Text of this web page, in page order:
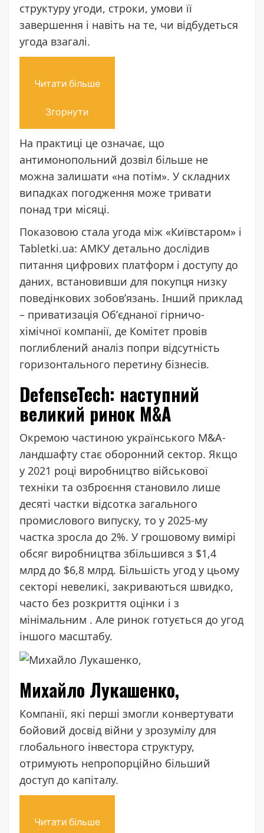
структуру угоди, строки, умови її
завершення і навіть на те, чи відбудеться
угода взагалі.
Читати більше
Згорнути
На практиці це означає, що
антимонопольний дозвіл більше не
можна залишати «на потім». У складних
випадках погодження може тривати
понад три місяці.
Показовою стала угода між «Київстаром» і
Tabletki.ua: АМКУ детально дослідив
питання цифрових платформ і доступу до
даних, встановивши для покупця низку
поведінкових зобовʼязань. Інший приклад
– приватизація Обʼєднаної гірничо-
хімічної компанії, де Комітет провів
поглиблений аналіз попри відсутність
горизонтального перетину бізнесів.
DefenseTech: наступний
великий ринок M&A
Окремою частиною українського M&A-
ландшафту стає оборонний сектор. Якщо
у 2021 році виробництво військової
техніки та озброєння становило лише
десяті частки відсотка загального
промислового випуску, то у 2025-му
частка зросла до 2%. У грошовому вимірі
обсяг виробництва збільшився з $1,4
млрд до $6,8 млрд. Більшість угод у цьому
секторі невеликі, закриваються швидко,
часто без розкриття оцінки і з
мінімальним . Але ринок готується до угод
іншого масштабу.
Михайло Лукашенко,
Компанії, які перші змогли конвертувати
бойовий досвід війни у зрозумілу для
глобального інвестора структуру,
отримують непропорційно більший
доступ до капіталу.
Читати більше